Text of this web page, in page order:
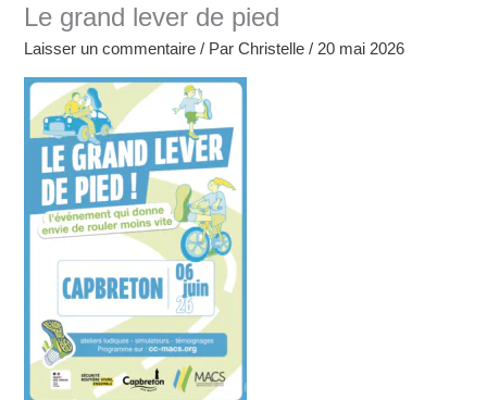
Le grand lever de pied
Laisser un commentaire / ParChristelle/ 20 mai 2026